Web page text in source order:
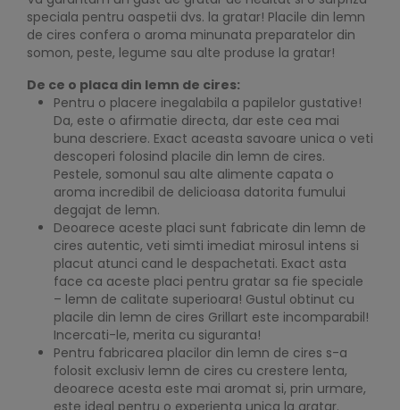
speciala pentru oaspetii dvs. la gratar! Placile din lemn
de cires confera o aroma minunata preparatelor din
somon, peste, legume sau alte produse la gratar!
De ce o placa din lemn de cires:
Pentru o placere inegalabila a papilelor gustative!
Da, este o afirmatie directa, dar este cea mai
buna descriere. Exact aceasta savoare unica o veti
descoperi folosind placile din lemn de cires.
Pestele, somonul sau alte alimente capata o
aroma incredibil de delicioasa datorita fumului
degajat de lemn.
Deoarece aceste placi sunt fabricate din lemn de
cires autentic, veti simti imediat mirosul intens si
placut atunci cand le despachetati. Exact asta
face ca aceste placi pentru gratar sa fie speciale
– lemn de calitate superioara! Gustul obtinut cu
placile din lemn de cires Grillart este incomparabil!
Incercati-le, merita cu siguranta!
Pentru fabricarea placilor din lemn de cires s-a
folosit exclusiv lemn de cires cu crestere lenta,
deoarece acesta este mai aromat si, prin urmare,